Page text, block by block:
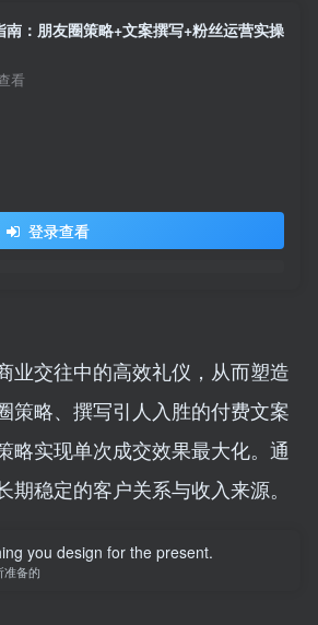
：朋友圈策略+文案撰写+粉丝运营实操
看
登录查看
业交往中的高效礼仪，从而塑造
策略、撰写引人入胜的付费文案
略实现单次成交效果最大化。通
稳定的客户关系与收入来源。
you design for the present.
准备的